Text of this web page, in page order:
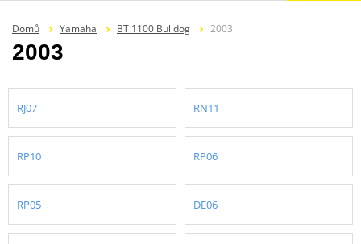
Domů Yamaha BT 1100 Bulldog 2003
2003
RJ07 RN11
RP10 RP06
RP05 DE06